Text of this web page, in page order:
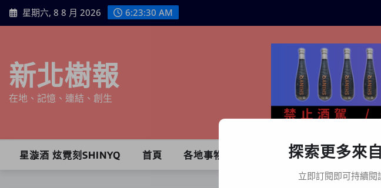
Skip
to
星期六, 8 8 月 2026 6:23:31 AM
新北樹報
在地、記憶、連結、創生
星漩酒 炫霓刻SHINYQ 首頁 各地事物 生活百態 關於樹報
探索更多來
立即訂閱即可持續閱